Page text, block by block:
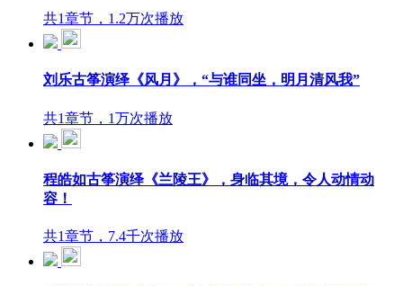
共1章节，1.2万次播放
刘乐古筝演绎《风月》，“与谁同坐，明月清风我”
共1章节，1万次播放
程皓如古筝演绎《兰陵王》，身临其境，令人动情动
容！
共1章节，7.4千次播放